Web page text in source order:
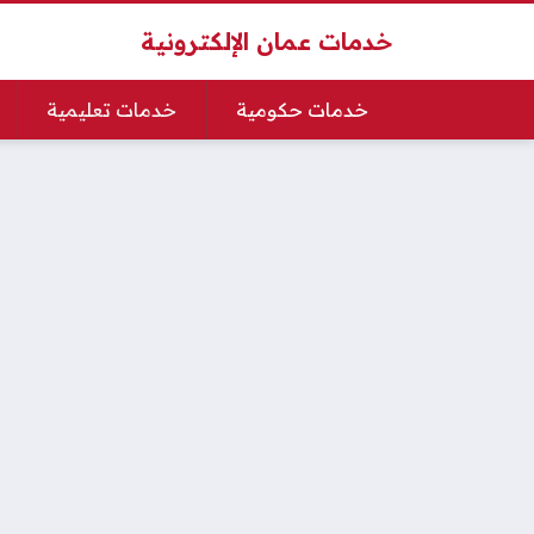
خدمات عمان الإلكترونية
خدمات حكومية خدمات تعليمية